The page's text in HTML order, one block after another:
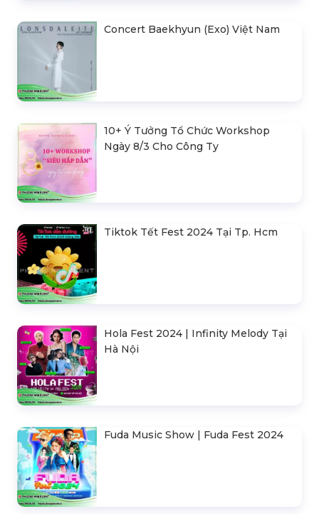
Concert Baekhyun (Exo) Việt Nam
10+ Ý Tưởng Tổ Chức Workshop
Ngày 8/3 Cho Công Ty
Tiktok Tết Fest 2024 Tại Tp. Hcm
Hola Fest 2024 | Infinity Melody Tại
Hà Nội
Fuda Music Show | Fuda Fest 2024